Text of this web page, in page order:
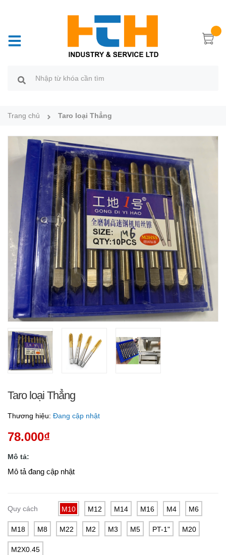
Trang chủ Taro loại Thẳng
Taro loại Thẳng
Thương hiệu: Đang cập nhật
78.000₫
Mô tả:
Mô tả đang cập nhật
Quy cách M10 M12 M14 M16 M4 M6
M18 M8 M22 M2 M3 M5 PT-1" M20
M2X0.45